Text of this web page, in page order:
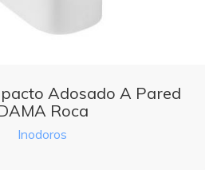
Adosado A Pared
Roca
Inodoros